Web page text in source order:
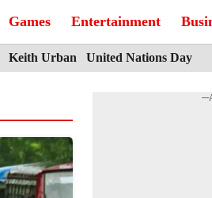
Games Entertainment
Keith Urban United Nations Day
---